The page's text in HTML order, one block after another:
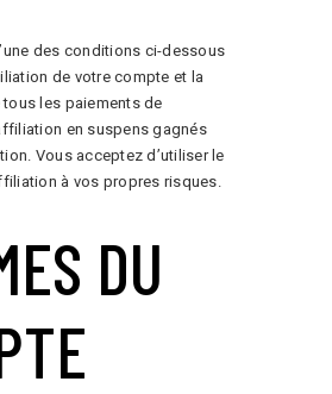
des conditions ci-dessous
de votre compte et la
les paiements de
en suspens gagnés
Vous acceptez d’utiliser le
à vos propres risques.
DU